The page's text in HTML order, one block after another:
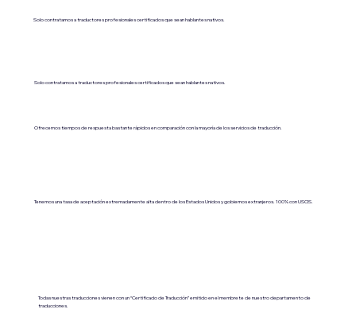
Solo contratamos a traductores profesionales certificados que sean hablantes nativos.
Solo contratamos a traductores profesionales certificados que sean hablantes nativos.
Ofrecemos tiempos de respuesta bastante rápidos en comparación con la mayoría de los servicios de traducción.
Tenemos una tasa de aceptación extremadamente alta dentro de los Estados Unidos y gobiernos extranjeros. 100% con USCIS.
Todas nuestras traducciones vienen con un “Certificado de Traducción” emitido en el membrete de nuestro departamento de
traducciones.